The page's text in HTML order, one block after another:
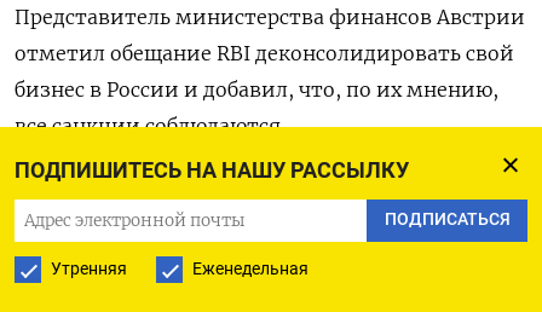
ПОДПИШИТЕСЬ НА НАШУ РАССЫЛКУ
ПОДПИСАТЬСЯ
Утренняя Еженедельная
Представитель министерства финансов Австрии
отметил обещание RBI деконсолидировать свой
бизнес в России и добавил, что, по их мнению,
все санкции соблюдаются.
около 2.600 корпоративных клиентов, 4
миллиона местных вкладчиков и 10.000